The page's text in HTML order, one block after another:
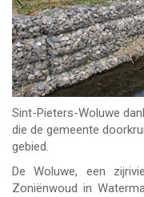
Sint-Pieters-Woluwe
die de gemeente
gebied.
De Woluwe, een
Zoniënwoud in